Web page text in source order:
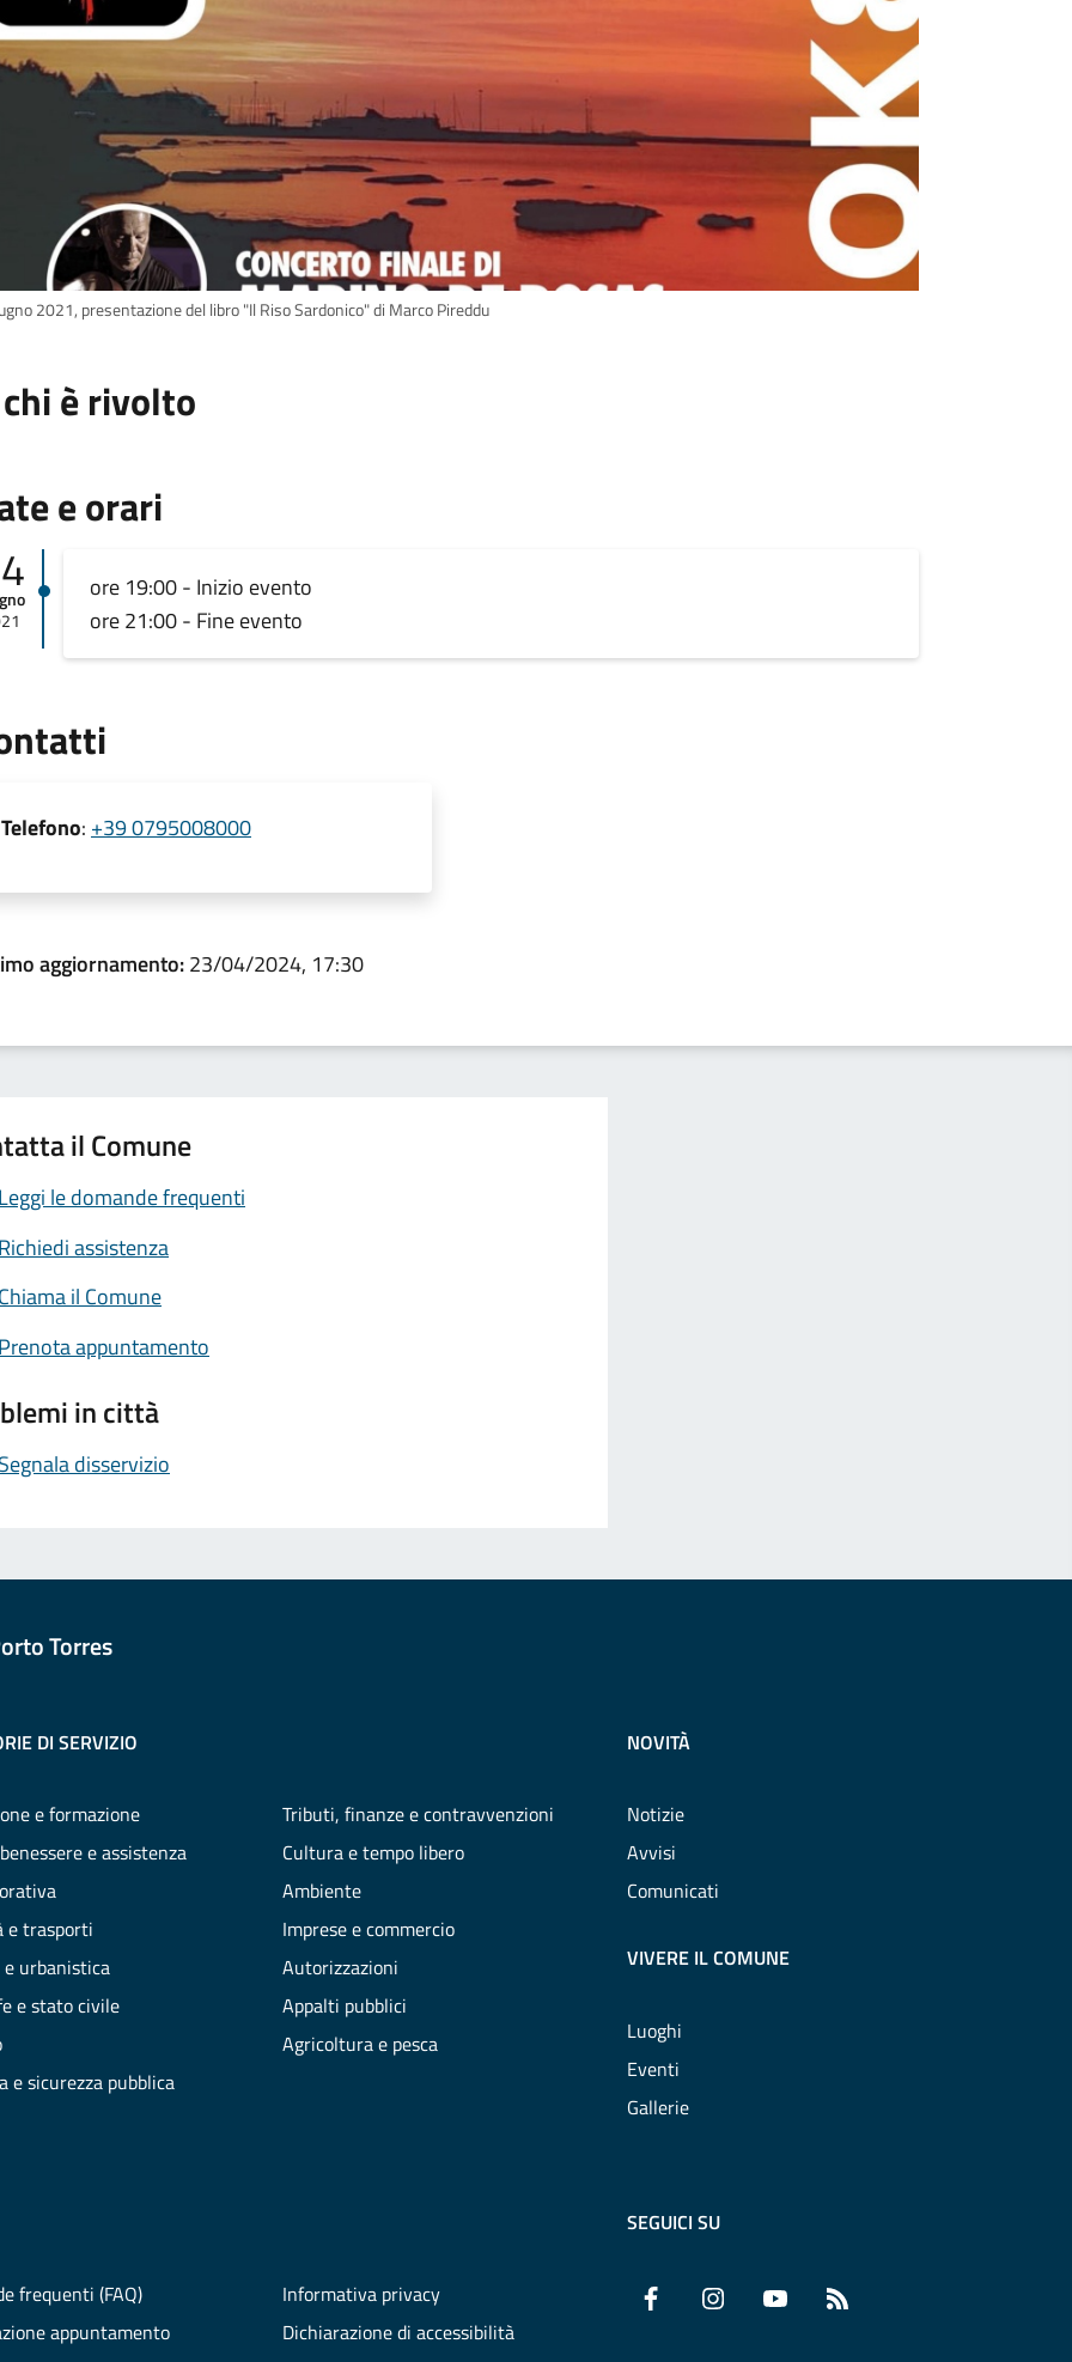
2021, presentazione del libro "Il Riso Sardonico" di Marco Pireddu
è rivolto
e orari
ore 19:00 - Inizio evento
ore 21:00 - Fine evento
Telefono: +39 0795008000
aggiornamento:23/04/2024, 17:30
il Comune
le domande frequenti
assistenza
il Comune
appuntamento
in città
disservizio
Torres
DI SERVIZIO
e formazione
e assistenza
e trasporti
urbanistica
e stato civile
e sicurezza pubblica
Tributi, finanze e contravvenzioni
Cultura e tempo libero
Ambiente
Imprese e commercio
Autorizzazioni
Appalti pubblici
Agricoltura e pesca
NOVITÀ
Notizie
Avvisi
Comunicati
VIVERE IL COMUNE
Luoghi
Eventi
Gallerie
frequenti (FAQ)
appuntamento
Informativa privacy
Dichiarazione di accessibilità
SEGUICI SU
Facebook InstagramYouTube